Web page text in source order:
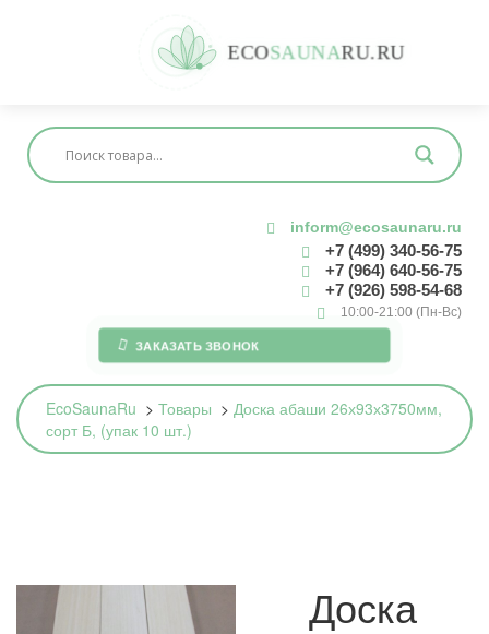
ECOSAUNARU.RU
inform@ecosaunaru.ru
+7 (499) 340-56-75
+7 (964) 640-56-75
+7 (926) 598-54-68
10:00-21:00 (Пн-Вс)
ЗАКАЗАТЬ ЗВОНОК
EcoSaunaRu > Товары > Доска абаши 26х93х3750мм,
сорт Б, (упак 10 шт.)
Доска